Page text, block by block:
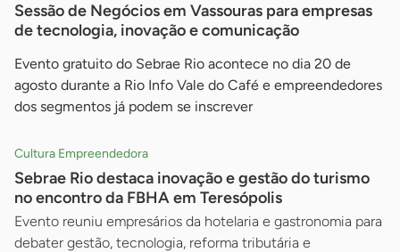
Sessão de Negócios em Vassouras para empresas
de tecnologia, inovação e comunicação
Evento gratuito do Sebrae Rio acontece no dia 20 de
agosto durante a Rio Info Vale do Café e empreendedores
dos segmentos já podem se inscrever
Cultura Empreendedora
Sebrae Rio destaca inovação e gestão do turismo
no encontro da FBHA em Teresópolis
Evento reuniu empresários da hotelaria e gastronomia para
debater gestão, tecnologia, reforma tributária e